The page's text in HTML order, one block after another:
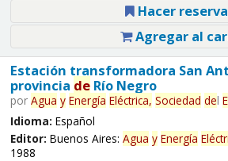
Hacer reserva
Agregar al
Estación transformadora San
provincia deRío Negro
por Agua y Energía Eléctrica, Sociedad del
Idioma: Español
Editor: Buenos Aires: Agua y Energía
1988